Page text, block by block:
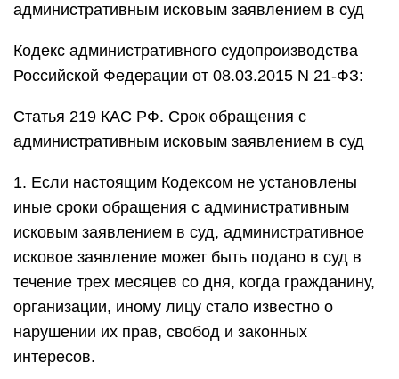
административным исковым заявлением в суд
Кодекс административного судопроизводства
Российской Федерации от 08.03.2015 N 21-ФЗ:
Статья 219 КАС РФ. Срок обращения с
административным исковым заявлением в суд
1. Если настоящим Кодексом не установлены
иные сроки обращения с административным
исковым заявлением в суд, административное
исковое заявление может быть подано в суд в
течение трех месяцев со дня, когда гражданину,
организации, иному лицу стало известно о
нарушении их прав, свобод и законных
интересов.